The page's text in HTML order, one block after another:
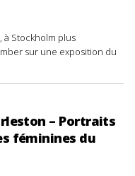
à Stockholm plus
sur une exposition du
– Portraits
féminines du